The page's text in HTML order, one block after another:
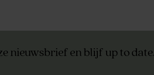
nieuwsbrief en blijf up to